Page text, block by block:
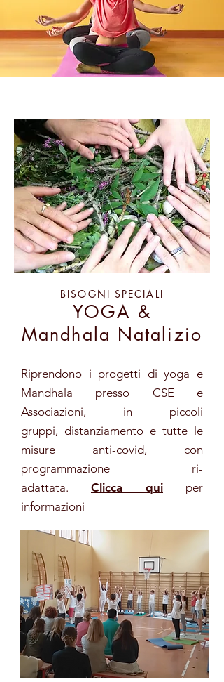
BISOGNI SPECIALI
YOGA &
Mandhala Natalizio
Riprendono i progetti di yoga e
Mandhala presso CSE e
Associazioni, in piccoli
gruppi, distanziamento e tutte le
misure anti-covid, con
programmazione ri-
adattata. Clicca qui per
informazioni